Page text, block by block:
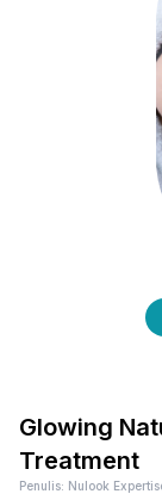
Glowing
Treatment
Penulis: Nulook